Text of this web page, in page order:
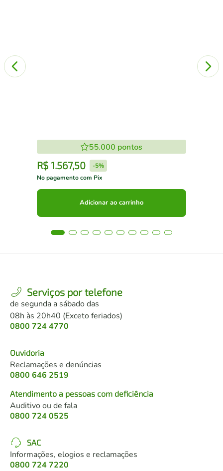
55.000 pontos
R$ 1.567,50 -5%
No pagamento com Pix
Adicionar ao carrinho
Serviços por telefone
de segunda a sábado das
08h às 20h40 (Exceto feriados)
0800 724 4770
Ouvidoria
Reclamações e denúncias
0800 646 2519
Atendimento a pessoas com deficiência
Auditivo ou de fala
0800 724 0525
SAC
Informações, elogios e reclamações
0800 724 7220